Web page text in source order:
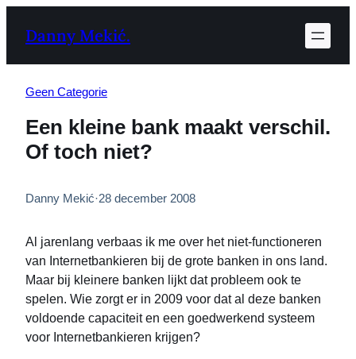
naarDanny Mekić.
Geen Categorie
Een kleine bank maakt verschil.
Of toch niet?
Danny Mekić·28 december 2008
Al jarenlang verbaas ik me over het niet-functioneren
van Internetbankieren bij de grote banken in ons land.
Maar bij kleinere banken lijkt dat probleem ook te
spelen. Wie zorgt er in 2009 voor dat al deze banken
voldoende capaciteit en een goedwerkend systeem
voor Internetbankieren krijgen?